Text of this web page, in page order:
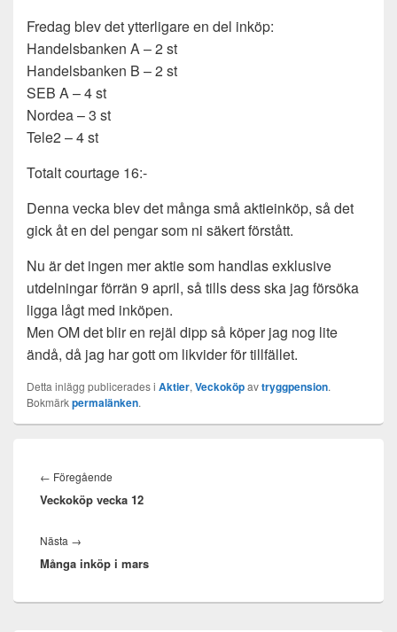
Fredag blev det ytterligare en del inköp:
Handelsbanken A – 2 st
Handelsbanken B – 2 st
SEB A – 4 st
Nordea – 3 st
Tele2 – 4 st
Totalt courtage 16:-
Denna vecka blev det många små aktieinköp, så det
gick åt en del pengar som ni säkert förstått.
Nu är det ingen mer aktie som handlas exklusive
utdelningar förrän 9 april, så tills dess ska jag försöka
ligga lågt med inköpen.
Men OM det blir en rejäl dipp så köper jag nog lite
ändå, då jag har gott om likvider för tillfället.
Detta inlägg publicerades i Aktier, Veckoköpavtryggpension.
Bokmärkpermalänken.
← Föregående
inlägg:
Veckoköp vecka 12
Nästa →
inlägg:
Många inköp i mars